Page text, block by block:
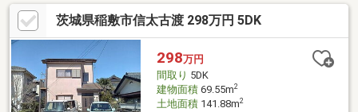
茨城県稲敷市信太古渡 298万円 5DK
298万円
間取り 5DK
建物面積69.55m2
土地面積141.88m2